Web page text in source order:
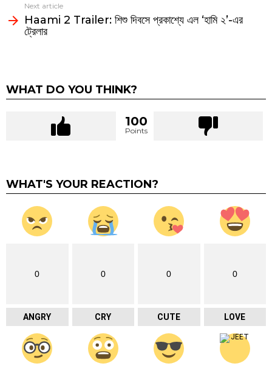
Next article
Haami 2 Trailer: শিশু দিবসে প্রকাশ্যে এল ‘হামি ২’-এর
ট্রেলার
WHAT DO YOU THINK?
100
Points
WHAT'S YOUR REACTION?
0
ANGRY
0
CRY
0
CUTE
0
LOVE